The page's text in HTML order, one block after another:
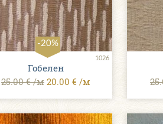
-20%
1026
Гобелен
25.00 € /м 20.00 € /м